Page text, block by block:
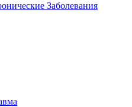
Заболевания